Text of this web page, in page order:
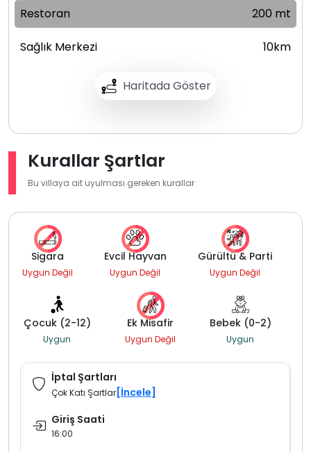
Haritada Göster
Restoran 200 mt
Sağlık Merkezi 10km
Kurallar Şartlar
Bu villaya ait uyulması gereken kurallar
Sigara
Uygun Değil
Evcil Hayvan
Uygun Değil
Gürültü & Parti
Uygun Değil
Çocuk (2-12)
Uygun
Ek Misafir
Uygun Değil
Bebek (0-2)
Uygun
İptal Şartları
Çok Katı Şartlar [İncele]
Giriş Saati
16:00